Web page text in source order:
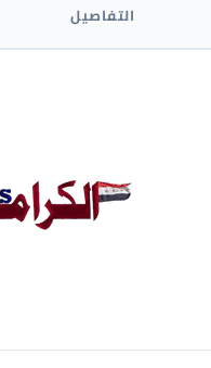
التفاصيل